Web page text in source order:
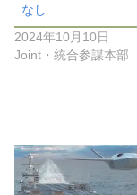
なし
2024年10月10日
Joint・統合参謀本部